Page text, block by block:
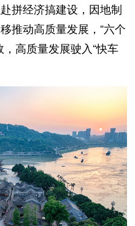
经济搞建设，因地制
推动高质量发展，“六个
高质量发展驶入“快车